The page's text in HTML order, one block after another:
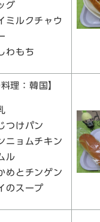
グ
ミルクチャウ
わもち
理：韓国】
つけパン
ニョムチキン
ル
めとチンゲン
のスープ